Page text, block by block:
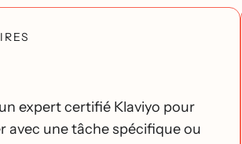
expert certifié Klaviyo pour
avec une tâche spécifique ou